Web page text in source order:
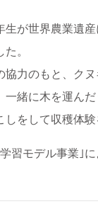
生が世界農業遺
。
力のもと、ク
緒に木を運ん
をして収穫体験
モデル事業｣に